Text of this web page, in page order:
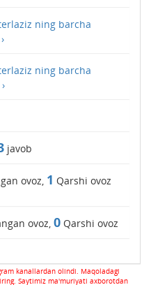
ning barcha
ning barcha
javob
ovoz, 1 Qarshi ovoz
ovoz, 0 Qarshi ovoz
kanallardan olindi. Maqoladagi
Saytimiz ma'muriyati axborotdan